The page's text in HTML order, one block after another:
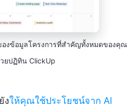
งข้อมูลโครงการที่สำคัญทั้งหมดของคุณ
ยปฏิทิน ClickUp
งให้คุณใช้ประโยชน์จาก AI